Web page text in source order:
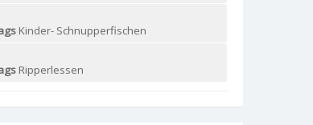
Kinder- Schnupperfischen
Ripperlessen